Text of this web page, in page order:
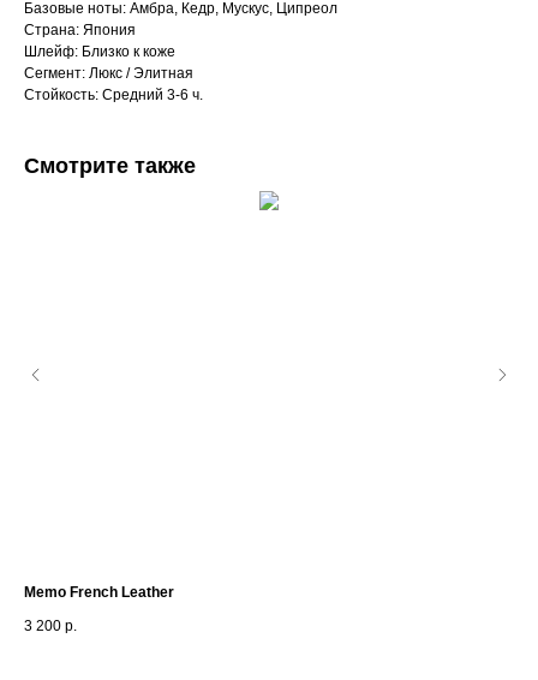
Базовые ноты: Амбра, Кедр, Мускус, Ципреол
Страна: Япония
Шлейф: Близко к коже
Сегмент: Люкс / Элитная
Стойкость: Средний 3-6 ч.
Смотрите также
Memo French Leather
3 200 р.